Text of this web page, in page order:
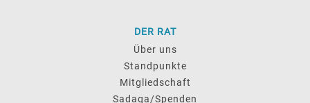
DER RAT
Über uns
Standpunkte
Mitgliedschaft
Sadaqa/Spenden